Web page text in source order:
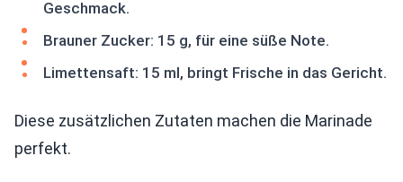
Geschmack.
Brauner Zucker: 15 g, für eine süße Note.
Limettensaft: 15 ml, bringt Frische in das Gericht.
Diese zusätzlichen Zutaten machen die Marinade
perfekt.